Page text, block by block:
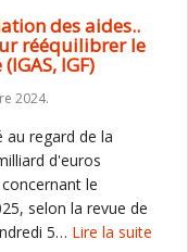
des aides..
rééquilibrer le
IGF)
2024.
regard de la
d'euros
le
selon la revue de
5… Lire la suite